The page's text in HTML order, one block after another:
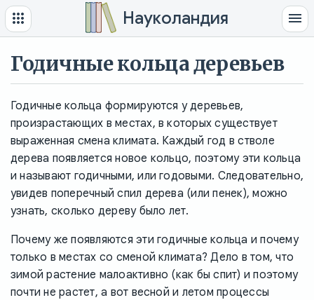
Науколандия
Годичные кольца деревьев
Годичные кольца формируются у деревьев,
произрастающих в местах, в которых существует
выраженная смена климата. Каждый год в стволе
дерева появляется новое кольцо, поэтому эти кольца
и называют годичными, или годовыми. Следовательно,
увидев поперечный спил дерева (или пенек), можно
узнать, сколько дереву было лет.
Почему же появляются эти годичные кольца и почему
только в местах со сменой климата? Дело в том, что
зимой растение малоактивно (как бы спит) и поэтому
почти не растет, а вот весной и летом процессы